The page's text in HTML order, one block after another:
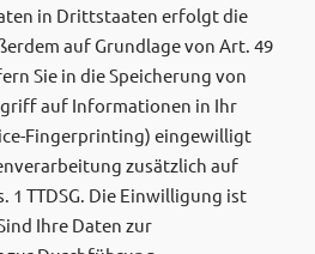
in Drittstaaten erfolgt die
auf Grundlage von Art. 49
Sie in die Speicherung von
auf Informationen in Ihr
Fingerprinting) eingewilligt
zusätzlich auf
1 TTDSG. Die Einwilligung ist
Ihre Daten zur